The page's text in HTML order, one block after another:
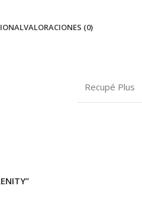
VALORACIONES (0)
Recupé Plus